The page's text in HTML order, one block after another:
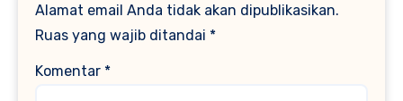
Alamat email Anda tidak akan dipublikasikan.
Ruas yang wajib ditandai *
Komentar *